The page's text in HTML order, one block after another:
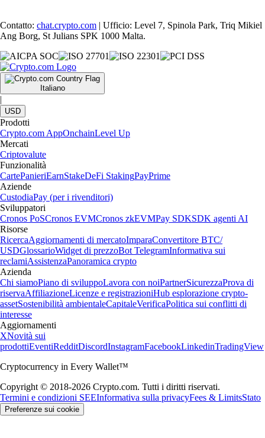
Contatto: chat.crypto.com | Ufficio: Level 7, Spinola Park, Triq Mikiel
Ang Borg, St Julians SPK 1000 Malta.
Italiano
|
USD
Prodotti
Crypto.com AppOnchainLevel Up
Mercati
Criptovalute
Funzionalità
CartePanieriEarnStakeDeFi StakingPayPrime
Aziende
CustodiaPay (per i rivenditori)
Sviluppatori
Cronos PoSCronos EVMCronos zkEVMPay SDKSDK agenti AI
Risorse
RicercaAggiornamenti di mercatoImparaConvertitore BTC/
USDGlossarioWidget di prezzoBot TelegramInformativa sui
reclamiAssistenzaPanoramica crypto
Azienda
Chi siamoPiano di sviluppoLavora con noiPartnerSicurezzaProva di
riservaAffiliazioneLicenze e registrazioniHub esplorazione crypto-
assetSostenibilità ambientaleCapitaleVerificaPolitica sui conflitti di
interesse
Aggiornamenti
XNovità sui
prodottiEventiRedditDiscordInstagramFacebookLinkedinTradingView
Cryptocurrency in Every Wallet™
Copyright © 2018-2026 Crypto.com. Tutti i diritti riservati.
Termini e condizioni SEEInformativa sulla privacyFees & LimitsStato
Preferenze sui cookie